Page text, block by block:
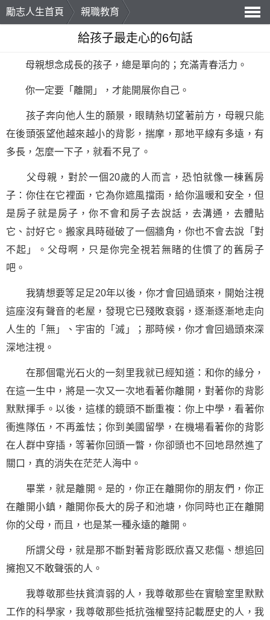
勵志人生首頁
親職教育
導
給孩子最走心的6句話
母親想念成長的孩子，總是單向的；充滿青春活力。
你一定要「離開」，才能開展你自己。
孩子奔向他人生的願景，眼睛熱切望著前方，母親只能
在後頭張望他越來越小的背影，揣摩，那地平線有多遠，有
多長，怎麼一下子，就看不見了。
父母親，對於一個20歲的人而言，恐怕就像一棟舊房
子：你住在它裡面，它為你遮風擋雨，給你溫暖和安全，但
是房子就是房子，你不會和房子去說話，去溝通，去體貼
它、討好它。搬家具時碰破了一個牆角，你也不會去說「對
不起」。父母啊，只是你完全視若無睹的住慣了的舊房子
吧。
我猜想要等足足20年以後，你才會回過頭來，開始注視
這座沒有聲音的老屋，發現它已殘敗衰弱，逐漸逐漸地走向
人生的「無」、宇宙的「滅」；那時候，你才會回過頭來深
深地注視。
在那個電光石火的一刻里我就已經知道：和你的緣分，
在這一生中，將是一次又一次地看著你離開，對著你的背影
默默揮手。以後，這樣的鏡頭不斷重複：你上中學，看著你
衝進隊伍，不再羞怯；你到美國留學，在機場看著你的背影
在人群中穿插，等著你回頭一瞥，你卻頭也不回地昂然進了
關口，真的消失在茫茫人海中。
畢業，就是離開。是的，你正在離開你的朋友們，你正
在離開小鎮，離開你長大的房子和池塘，你同時也正在離開
你的父母，而且，也是某一種永遠的離開。
所謂父母，就是那不斷對著背影既欣喜又悲傷 、想追回
擁抱又不敢聲張的人。
我尊敬那些扶貧濟弱的人，我尊敬那些在實驗室里默默
工作的科學家，我尊敬那些抵抗強權堅持記載歷史的人，我